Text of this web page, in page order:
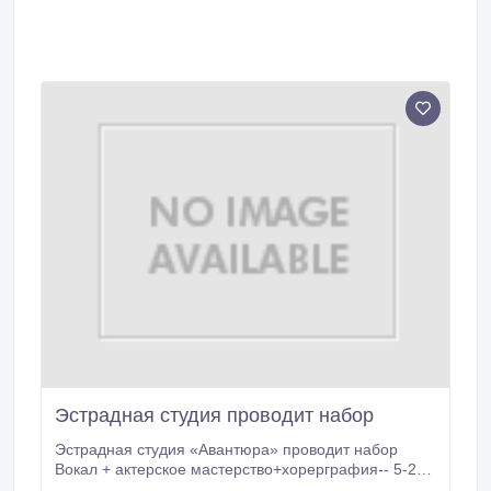
Эстрадная студия проводит набор
Эстрадная студия «Авантюра» проводит набор
Вокал + актерское мастерство+хорерграфия-- 5-20